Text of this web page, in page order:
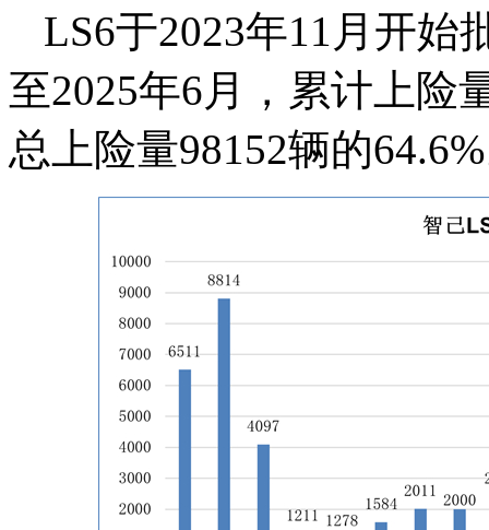
LS6于2023年11月开始
至2025年6月，累计上险
总上险量98152辆的